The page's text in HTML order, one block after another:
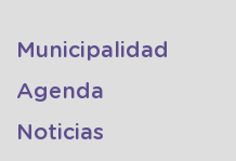
Municipalidad
Agenda
Noticias